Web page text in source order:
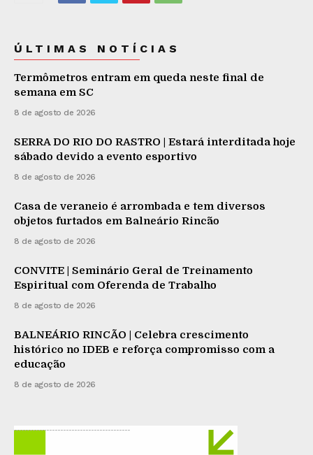
ÚLTIMAS NOTÍCIAS
Termômetros entram em queda neste final de
semana em SC
8 de agosto de 2026
SERRA DO RIO DO RASTRO | Estará interditada hoje
sábado devido a evento esportivo
8 de agosto de 2026
Casa de veraneio é arrombada e tem diversos
objetos furtados em Balneário Rincão
8 de agosto de 2026
CONVITE | Seminário Geral de Treinamento
Espiritual com Oferenda de Trabalho
8 de agosto de 2026
BALNEÁRIO RINCÃO | Celebra crescimento
histórico no IDEB e reforça compromisso com a
educação
8 de agosto de 2026